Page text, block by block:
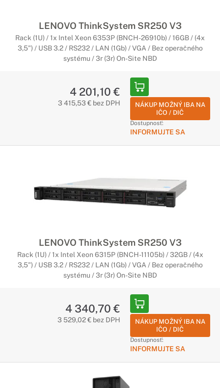
LENOVO ThinkSystem SR250 V3
Rack (1U) / 1x Intel Xeon 6353P (BNCH-26910b) / 16GB / (4x
3,5") / USB 3.2 / RS232 / LAN (1Gb) / VGA / Bez operačného
systému / 3r (3r) On-Site NBD
4 201,10 €
3 415,53 € bez DPH
NÁKUP MOŽNÝ IBA NA
IČO / DIČ
Dostupnosť:
INFORMUJTE SA
LENOVO ThinkSystem SR250 V3
Rack (1U) / 1x Intel Xeon 6315P (BNCH-11105b) / 32GB / (4x
3,5") / USB 3.2 / RS232 / LAN (1Gb) / VGA / Bez operačného
systému / 3r (3r) On-Site NBD
4 340,70 €
3 529,02 € bez DPH
NÁKUP MOŽNÝ IBA NA
IČO / DIČ
Dostupnosť:
INFORMUJTE SA